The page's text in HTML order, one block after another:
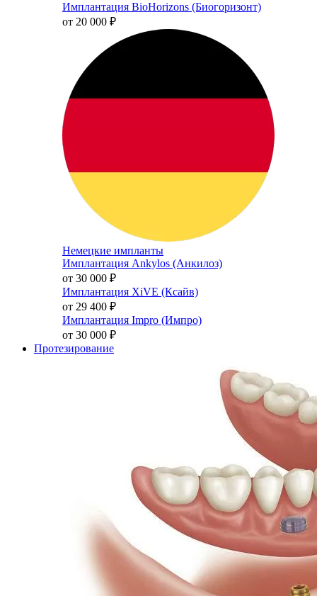
Имплантация BioHorizons (Биогоризонт)
от 20 000 ₽
Немецкие импланты
Имплантация Ankylos (Анкилоз)
от 30 000 ₽
Имплантация XiVE (Ксайв)
от 29 400 ₽
Имплантация Impro (Импро)
от 30 000 ₽
Протезирование